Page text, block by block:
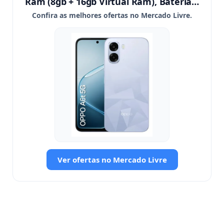
Confira as melhores ofertas no Mercado Livre.
Ver ofertas no Mercado Livre